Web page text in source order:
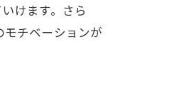
けます。さら
チベーションが